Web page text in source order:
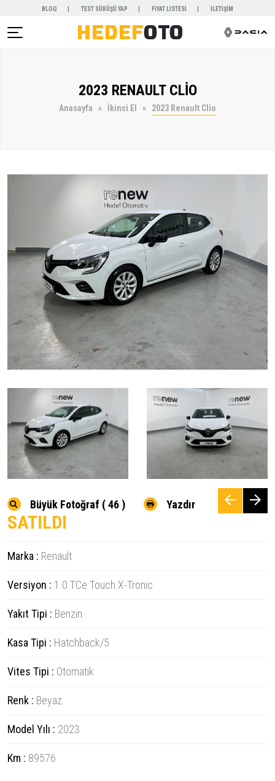
BLOG TEST SÜRÜŞÜ YAP FİYAT LİSTESİ İLETİŞİM
2023 RENAULT CLİO
Anasayfa İkinci El 2023 Renault Clio
Büyük Fotoğraf ( 46 ) Yazdır
SATILDI
Marka : Renault
Versiyon : 1.0 TCe Touch X-Tronic
Yakıt Tipi : Benzin
Kasa Tipi : Hatchback/5
Vites Tipi : Otomatik
Renk : Beyaz
Model Yılı : 2023
Km : 89576